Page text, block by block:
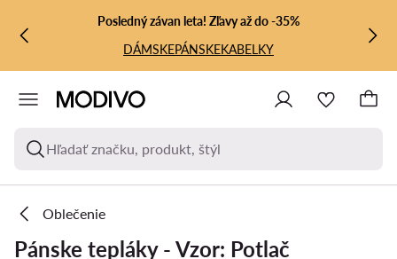
PREJSŤ NA HLAVNÝ OBSAH
PREJSŤ NA VYHĽADÁVANIE
Posledný závan leta! Zľavy až do -35%
DÁMSKEPÁNSKEKABELKY
Hľadať značku, produkt, štýl
Oblečenie
Pánske tepláky - Vzor: Potlač